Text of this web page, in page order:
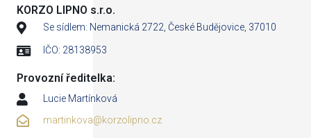
KORZO LIPNO s.r.o.
Se sídlem: Nemanická 2722, České Budějovice, 37010
IČO: 28138953
Provozní ředitelka:
Lucie Martínková
martinkova@korzolipno.cz